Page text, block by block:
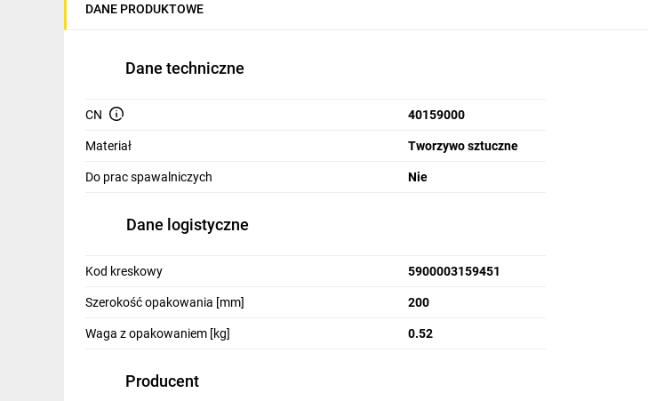
Dom i ogród
Odzież ochronna i BHP
Inne
Budowa i Remont
Elektronika
Smart home
DANE PRODUKTOWE
Dane techniczne
CN 40159000
Materiał Tworzywo sztuczne
Do prac spawalniczych Nie
Dane logistyczne
Kod kreskowy 5900003159451
Szerokość opakowania [mm] 200
Waga z opakowaniem [kg] 0.52
Producent